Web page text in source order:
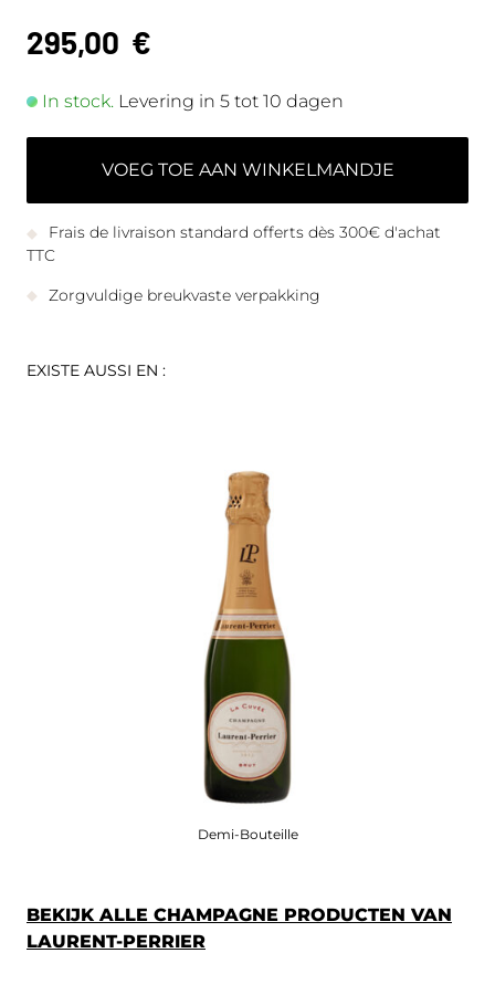
295,00 €
In stock. Levering in 5 tot 10 dagen
VOEG TOE AAN WINKELMANDJE
Frais de livraison standard offerts dès 300€ d'achat
TTC
Zorgvuldige breukvaste verpakking
EXISTE AUSSI EN :
Demi-Bouteille
BEKIJK ALLE CHAMPAGNE PRODUCTEN VAN
LAURENT-PERRIER